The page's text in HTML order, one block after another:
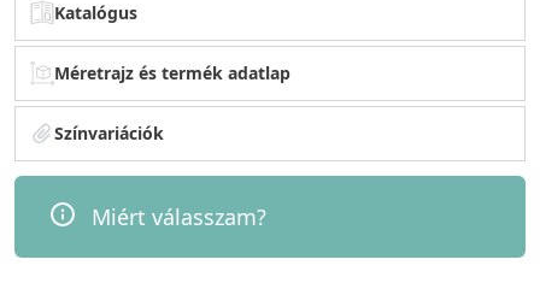
Katalógus
Méretrajz és termék adatlap
Színvariációk
Miért válasszam?